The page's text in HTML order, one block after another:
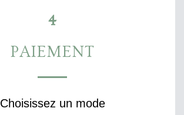
4
PAIEMENT
Choisissez un mode